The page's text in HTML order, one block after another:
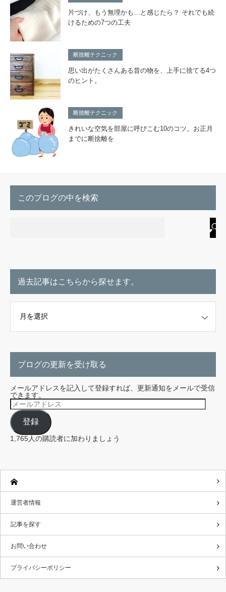
片づけ、もう無理かも…と感じたら？ それでも続
けるための7つの工夫
断捨離テクニック
思い出がたくさんある昔の物を、上手に捨てる4つ
のヒント。
断捨離テクニック
きれいな空気を部屋に呼びこむ10のコツ。お正月
までに断捨離を
このブログの中を検索
過去記事はこちらから探せます。
ちらから探せます。
ブログの更新を受け取る
メールアドレスを記入して登録すれば、更新通知をメールで受信
できます。
メ
ー
ル
ア
ド
レ
ス
登録
1,765人の購読者に加わりましょう
運営者情報
記事を探す
お問い合わせ
プライバシーポリシー